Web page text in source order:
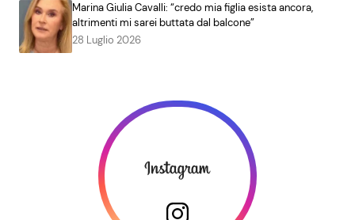
Marina Giulia Cavalli: “credo mia figlia esista ancora,
altrimenti mi sarei buttata dal balcone”
28 Luglio 2026